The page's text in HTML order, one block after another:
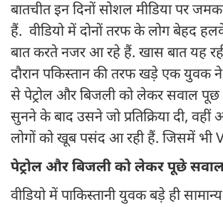
बातचीत इन दिनों सोशल मीडिया पर
हैं. वीडियो में दोनों तरफ के लोग बेहद
बात करते नजर आ रहे हैं. खास बात यह
दौरान पकिस्तान की तरफ खड़े एक युवक ने
से पेट्रोल और बिजली को लेकर सवाल पूछ
सुनने के बाद उसने जो प्रतिक्रिया दी, वहीं
लोगों को खूब पसंद आ रही हैं. जिसमें भी
पेट्रोल और बिजली को लेकर पूछे
वीडियो में पाकिस्तानी युवक बड़े ही